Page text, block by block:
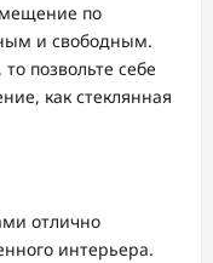
по
и свободным.
позвольте себе
как стеклянная
отлично
интерьера.